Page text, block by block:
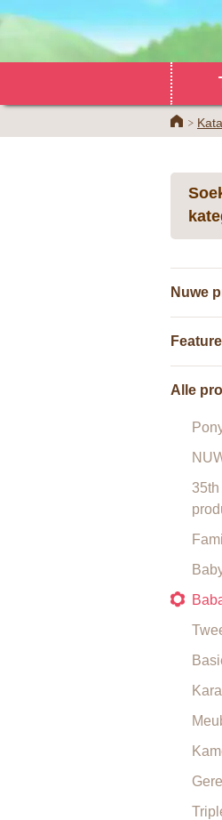
Home
Nuwe
Alle
35th